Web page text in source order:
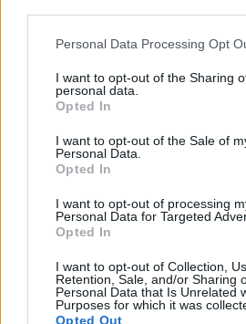
Personal Data Processing Opt
I want to opt-out of the Sharing
personal data.
Opted In
I want to opt-out of the Sale of
Personal Data.
Opted In
I want to opt-out of processing
Personal Data for Targeted
Opted In
I want to opt-out of Collection,
Retention, Sale, and/or Sharing
Personal Data that Is Unrelated
Purposes for which it was
Opted Out
uudenlainen
kevytajoneuvo
tuloksena uusi ympäristöä